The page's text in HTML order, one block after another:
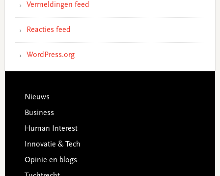
Vermeldingen feed
Reacties feed
WordPress.org
Footer
Nieuws
Business
Human Interest
Innovatie & Tech
Opinie en blogs